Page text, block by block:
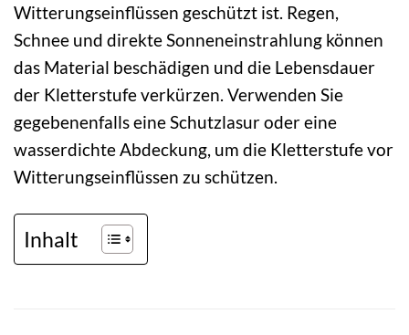
Witterungseinflüssen geschützt ist. Regen,
Schnee und direkte Sonneneinstrahlung können
das Material beschädigen und die Lebensdauer
der Kletterstufe verkürzen. Verwenden Sie
gegebenenfalls eine Schutzlasur oder eine
wasserdichte Abdeckung, um die Kletterstufe vor
Witterungseinflüssen zu schützen.
Inhalt